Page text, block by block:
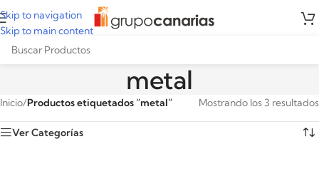
Skip to navigation
Skip to main content
metal
Inicio/Productos etiquetados “metal” Mostrando los 3 resultados
Ver Categorías